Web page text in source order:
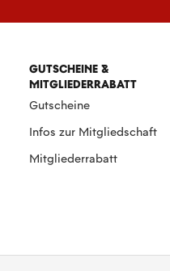
GUTSCHEINE &
MITGLIEDERRABATT
Gutscheine
Infos zur Mitgliedschaft
Mitgliederrabatt